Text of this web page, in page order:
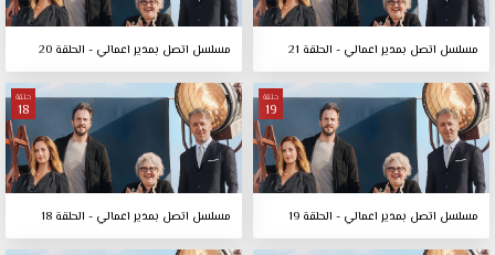
مسلسل اتصل بمدير اعمالي - الحلقة 21 مسلسل اتصل بمدير اعمالي - الحلقة 20
حلقة
19
مسلسل اتصل بمدير اعمالي - الحلقة 19
حلقة
18
مسلسل اتصل بمدير اعمالي - الحلقة 18